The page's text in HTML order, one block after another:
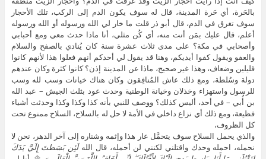
بالحَرة، أي حَرة المدينة، قال له سوف يكون الدم إلى الركب، تلك الأحجار
سوف تغرق في الدم، قال أبو ذر قلت ما خار لي الله ورسوله أو الله ورسوله
أعلم، قال عليك بمَن أنت منه، أي كُن مثلي، أنا ماذا حدث معي ومع أحبابي
وأصحابي في مكة؟ على مدى ثلاث عشرة سنة كان يُنادي بالصفح والسلام
والعفو ويقول كفوا أيديكم، وهنا قد يقول لي أحدكم أنهم فعلوا هذا لأنهم كانوا
قليلين وضعاف، وهذا غير صحيح، ماذا عن المدينة إذن؟ كانوا كثرة وكان عندهم
دولة وسُلطة، ومع ذلك عاش المُنافِقون وكان هناك خيانات وسب لله وسب
للرسول واستهزاء وخذلان وخيانة الوطنية وحدث عود بثلث الجيش – عبد الله
بن أُبي – في أحد، أليس كذلك؟ ووصف للنبي بأنه كذا وكذا وكذا وحدثت أشياء
فظيعة، ومع ذلك أي نزاع داخلي في الأمة لا حل له بالسلاح، السلاح ممنوع تحت
كل الظروف،
والذي يحمل السلاح سوف يتحمَّل عار هذا وإثمه وشناره إلى آخر الدهر، نحن لا
نحمله، احمله وحدك واقتلني لكنني لن أحمله، قال اللهلَئِن بَسَطتَ إِلَيَّ يَدَكَ